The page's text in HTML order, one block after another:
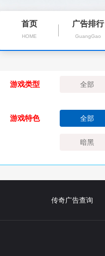
首页
HOME
广告排行
GuangGao
游戏类型 全部
游戏特色 全部
暗黑
传奇广告查询